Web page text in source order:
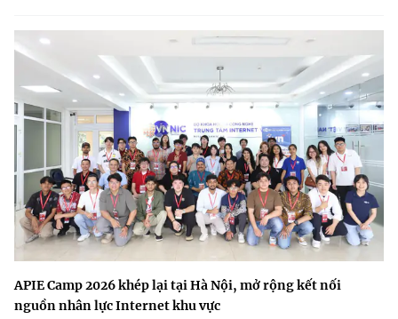
APIE Camp 2026 khép lại tại Hà Nội, mở rộng kết nối
nguồn nhân lực Internet khu vực